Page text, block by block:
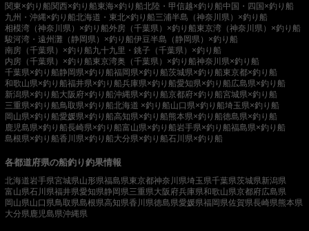
関東×釣り船関西×釣り船東海×釣り船北陸・甲信越×釣り船中国・四国×釣り船
九州・沖縄×釣り船北海道・東北×釣り船三浦半島（神奈川県）×釣り船
相模湾（神奈川県）×釣り船外房（千葉県）×釣り船東京湾（神奈川県）×釣り船
駿河湾・遠州灘（静岡県）×釣り船伊豆半島（静岡県）×釣り船
南房（千葉県）×釣り船九十九里・銚子（千葉県）×釣り船
内房（千葉県）×釣り船東京湾奥（千葉県）×釣り船神奈川県×釣り船
千葉県×釣り船静岡県×釣り船福岡県×釣り船茨城県×釣り船東京都×釣り船
和歌山県×釣り船福井県×釣り船兵庫県×釣り船愛知県×釣り船広島県×釣り船
新潟県×釣り船大阪府×釣り船沖縄県×釣り船京都府×釣り船宮城県×釣り船
三重県×釣り船鳥取県×釣り船北海道 ×釣り船山口県×釣り船埼玉県×釣り船
岡山県×釣り船愛媛県×釣り船高知県×釣り船熊本県×釣り船徳島県×釣り船
鹿児島県×釣り船長崎県×釣り船富山県×釣り船岩手県×釣り船福島県×釣り船
島根県×釣り船香川県×釣り船大分県×釣り船石川県×釣り船
各都道府県の船釣り釣果情報
北海道岩手県宮城県山形県福島県東京都神奈川県埼玉県千葉県茨城県新潟県
富山県石川県福井県愛知県静岡県三重県大阪府兵庫県和歌山県京都府広島県
岡山県山口県鳥取県島根県高知県香川県徳島県愛媛県福岡県佐賀県長崎県熊本県
大分県 鹿児島県沖縄県